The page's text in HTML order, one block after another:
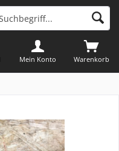
Warenkorb
Mein Konto